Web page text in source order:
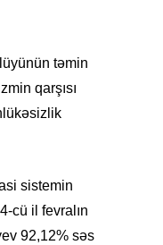
təmin
qarşısı
sistemin
cü il fevralın
92,12% səs